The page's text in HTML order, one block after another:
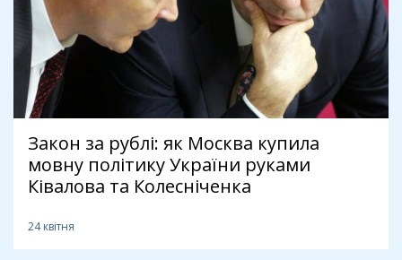
Закон за рублі: як Москва купила
мовну політику України руками
Ківалова та Колесніченка
24 квітня